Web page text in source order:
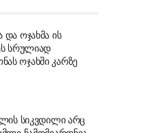
ოჯახმა ის
სრულიად
ოჯახში კარზე
სიკვდილი არც